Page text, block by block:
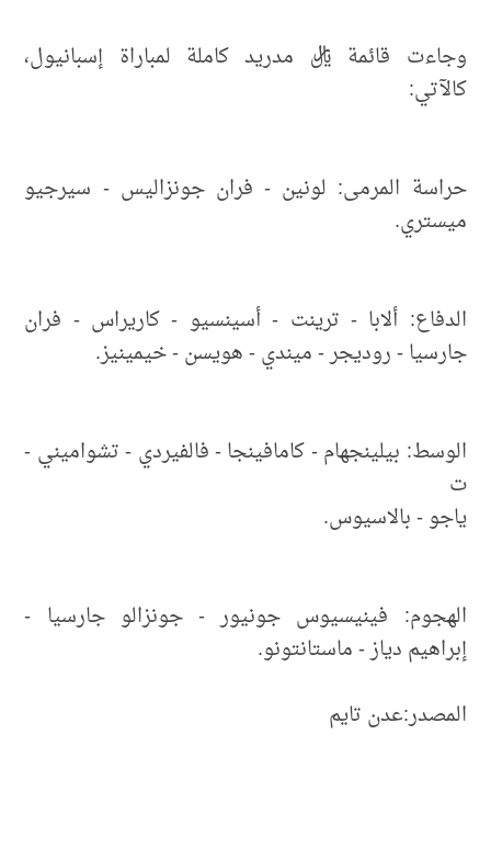
وجاءت قائمة ريال مدريد كاملة لمباراة إسبانيول،
كالآتي:
حراسة المرمى: لونين - فران جونزاليس - سيرجيو
ميستري.
الدفاع: ألابا - ترينت - أسينسيو - كاريراس - فران
جارسيا - روديجر - ميندي - هويسن - خيمينيز.
الوسط: بيلينجهام - كامافينجا - فالفيردي - تشواميني -
ت
ياجو - بالاسيوس.
الهجوم: فينيسيوس جونيور - جونزالو جارسيا -
إبراهيم دياز - ماستانتونو.
المصدر:عدن تايم